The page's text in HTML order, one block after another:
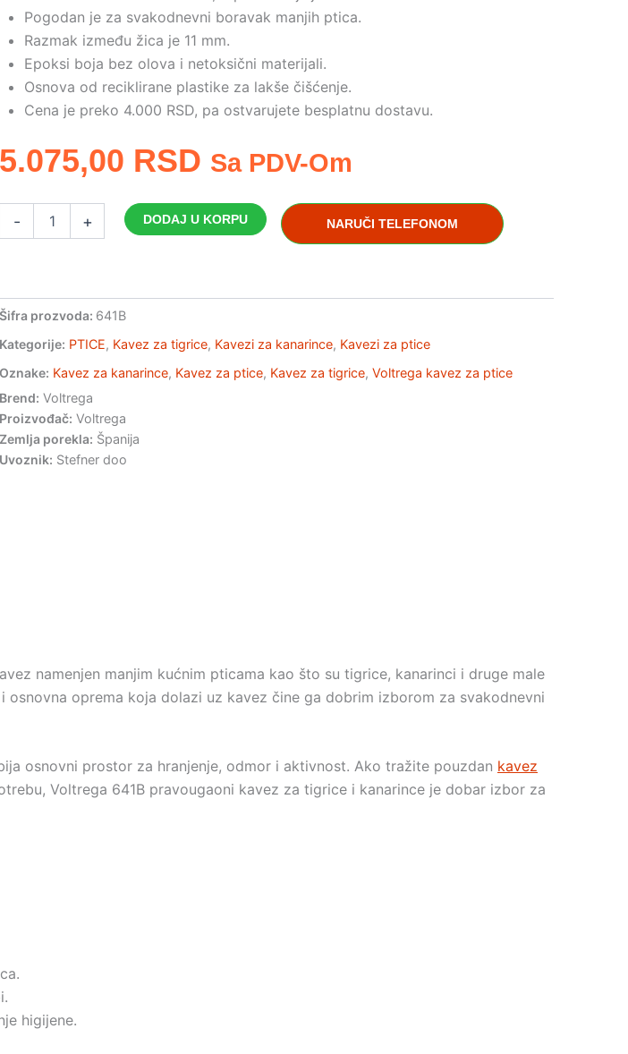
Pogodan je za svakodnevni boravak manjih ptica.
Razmak između žica je 11 mm.
Epoksi boja bez olova i netoksični materijali.
Osnova od reciklirane plastike za lakše čišćenje.
Cena je preko 4.000 RSD, pa ostvarujete besplatnu dostavu.
5.075,00 RSD Sa PDV-Om
-
tigrice
i
kanarince
količina
+ DODAJ U KORPU NARUČI TELEFONOM
Šifra prozvoda: 641B
Kategorije: PTICE, Kavez za tigrice, Kavezi za kanarince, Kavezi za ptice
Oznake: Kavez za kanarince, Kavez za ptice, Kavez za tigrice, Voltrega kavez za ptice
Brend: Voltrega
Proizvođač: Voltrega
Zemlja porekla: Španija
Uvoznik: Stefner doo
namenjen manjim kućnim pticama kao što su tigrice, kanarinci i druge male
oprema koja dolazi uz kavez čine ga dobrim izborom za svakodnevni
osnovni prostor za hranjenje, odmor i aktivnost. Ako tražite pouzdan kavez
Voltrega 641B pravougaoni kavez za tigrice i kanarince je dobar izbor za
higijene.